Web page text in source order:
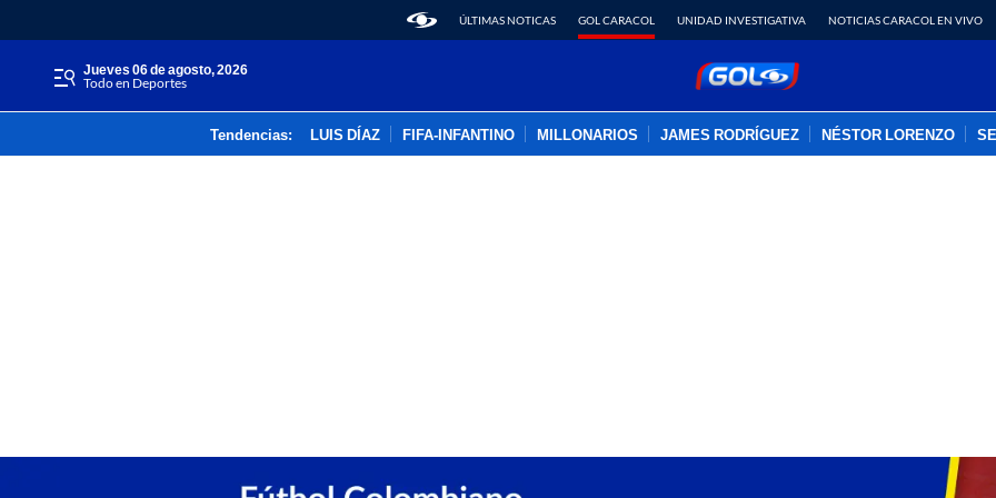
ÚLTIMAS NOTICAS GOL CARACOL UNIDAD INVESTIGATIVA NOTICIAS CARACOL EN VIVO
jueves 06 de agosto, 2026
Todo en Deportes
Tendencias: LUIS DÍAZ FIFA-INFANTINO MILLONARIOS JAMES RODRÍGUEZ NÉSTOR LORENZO